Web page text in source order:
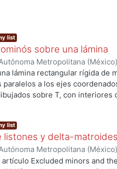
list
sobre una lámina
Metropolitana
Octavio
lámina rectangular rígida de
paralelos a los ejes
sobre T, con interiores
iniciando en un vértice interior
previa. El objetivo
cantidad de
abarca la generación de
list
listones y delta-
Metropolitana
José de Jesús
artículo Excluded minors and